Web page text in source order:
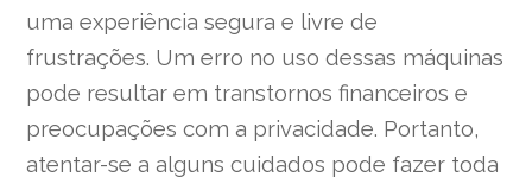
uma experiência segura e livre de
frustrações. Um erro no uso dessas máquinas
pode resultar em transtornos financeiros e
preocupações com a privacidade. Portanto,
atentar-se a alguns cuidados pode fazer toda